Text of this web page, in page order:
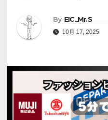
By EIC_Mr.S
10月 17, 2025